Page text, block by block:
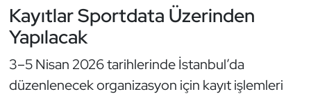
Kayıtlar Sportdata Üzerinden
Yapılacak
3–5 Nisan 2026 tarihlerinde İstanbul’da
düzenlenecek organizasyon için kayıt işlemleri
Sualtı Sporları
Tenis